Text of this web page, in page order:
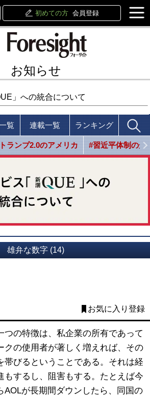
初めての方 会員登録
お知らせ
」への統合について
覧 連載一覧 ランキング
ランプ2.0のアメリカ #習近平体制の光
雄弁な数字 (14)
お気に入り登録
の特徴は、私企業の所有であって
クの使用者が著しく増えれば、その
帯びるということである。それは経
もするし、阻害もする。たとえば今
AOLが長期間ダウンしたら、同国の